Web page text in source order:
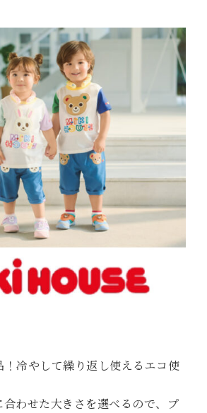
冷やして繰り返し使えるエコ使
合わせた大きさを選べるので、プ